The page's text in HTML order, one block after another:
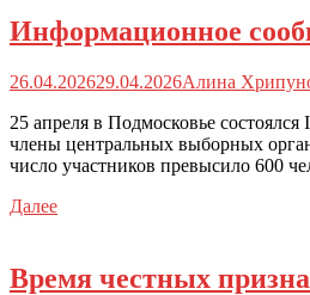
Информационное
26.04.202629.04.2026Алина
25 апреля в Подмосковье
члены центральных выборных
число участников превысило 600
Далее
Время честных